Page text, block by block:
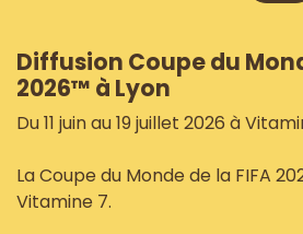
Diffusion Coupe du
2026™ à Lyon
Du 11 juin au 19 juillet 2026 à
La Coupe du Monde de la FIFA
Vitamine 7.